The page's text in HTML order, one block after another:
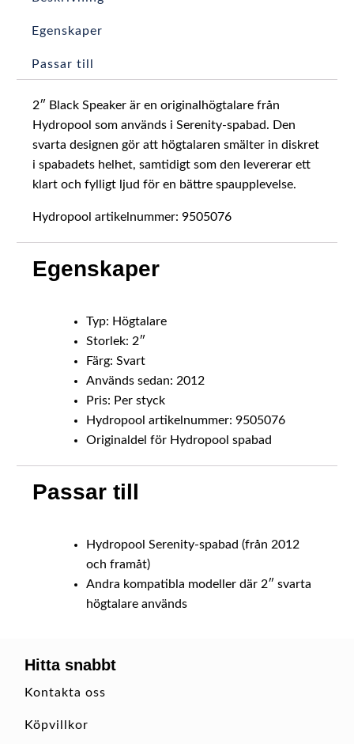
Egenskaper
Passar till
2″ Black Speaker är en originalhögtalare från
Hydropool som används i Serenity-spabad. Den
svarta designen gör att högtalaren smälter in diskret
i spabadets helhet, samtidigt som den levererar ett
klart och fylligt ljud för en bättre spaupplevelse.
Hydropool artikelnummer: 9505076
Egenskaper
Typ: Högtalare
Storlek: 2″
Färg: Svart
Används sedan: 2012
Pris: Per styck
Hydropool artikelnummer: 9505076
Originaldel för Hydropool spabad
Passar till
Hydropool Serenity-spabad (från 2012
och framåt)
Andra kompatibla modeller där 2″ svarta
högtalare används
Hitta snabbt
Kontakta oss
Köpvillkor